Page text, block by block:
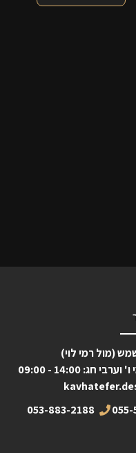
(מול רמי לוי)
וערבי חג: 14:00 - 09:00
053-883-2188